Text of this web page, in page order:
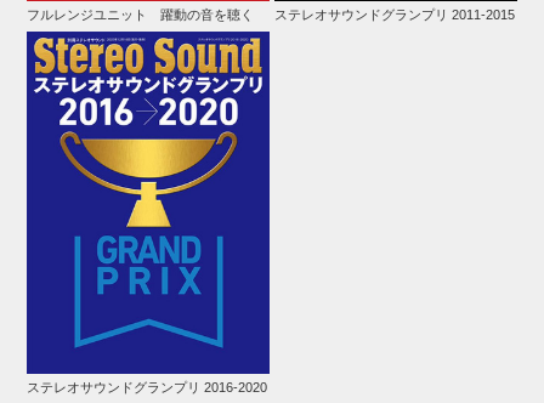
フルレンジユニット 躍動の音を聴く ステレオサウンドグランプリ 2011-2015
ステレオサウンドグランプリ 2016-2020